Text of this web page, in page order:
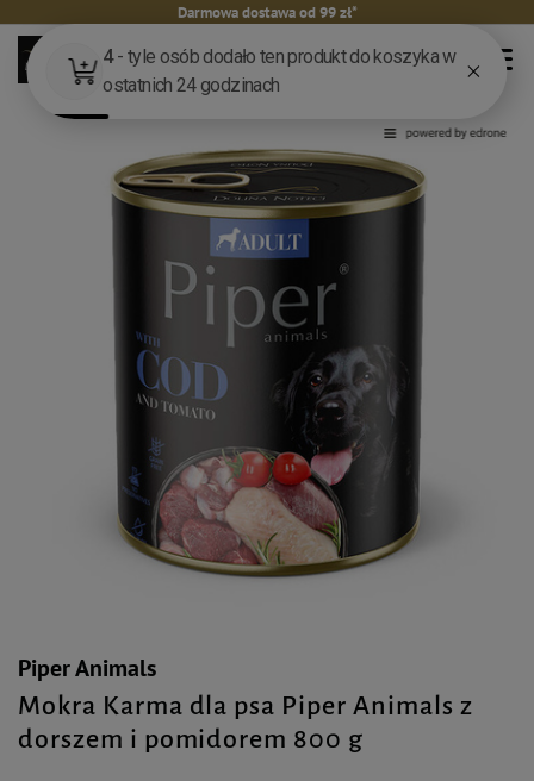
Darmowa dostawa od 99 zł*
Piper Animals
Mokra Karma dla psa Piper Animals z
dorszem i pomidorem 800 g